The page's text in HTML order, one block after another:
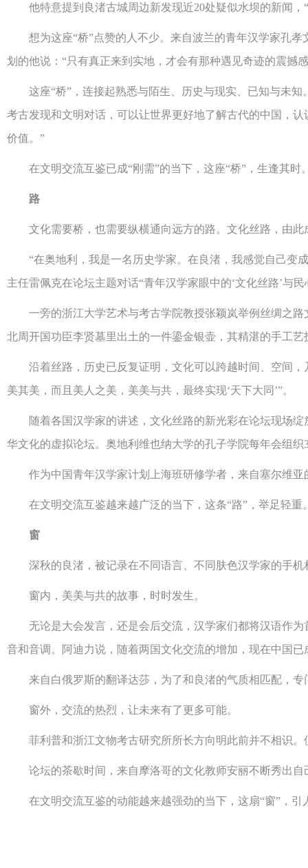
他特意提到良渚古城周边新发现近20处疑似水坝的新闻，“
想为这座“桥”点赞的人不少。来自波兰的青年汉学家孔孝
划的他说：“只有真正来到实地，才会有那种遇见奇迹的震撼
这座“桥”，连接起熟悉与陌生、历史与现实、已知与未知
考古发现和文明对话，可以让世界更好地了解古代的中国，
价值。”
在文明交流互鉴已成“刚需”的当下，这座“桥”，生逢其时
路
文化需要桥，也需要纵横通向远方的路。文化丝路，由此
“在奥地利，我是一名历史学家。在良渚，我感觉自己变成
主任雷佩克在论坛主题对话“青年汉学家眼中的‘文化丝路’与
一旁的浙江大学艺术与考古学院教授张颖岚举例丝绸之路
北周开国功臣李贤墓里出土的一件鎏金银壶，其精湛的手工
沿着丝路，历史已反复证明，文化可以跨越时间、空间，
美其美，而且美人之美，美美与共，最终实现‘天下大同’”。
随着各国汉学家的讲述，文化丝路的新光彩在论坛现场绽
华文化的虚拟论坛。奥地利维也纳大学的孔子学院每年会组
作为中国青年汉学家计划上海班研修学者，来自塞尔维亚
在文明交流互鉴越来越广泛的当下，这条“路”，举足轻重
窗
深秋的良渚，被记录在不同语言、不同肤色汉学家的手机
窗内，美美与共的故事，时时发生。
无论是大会发言，还是会后交流，汉学家们都将汉语作为
音和音调。阿迪力说，随着两国文化交流的增加，现在中国
来自白俄罗斯的翻译达莎，为了和良渚的气质相匹配，专
窗外，交流的热烈，让未来有了更多可能。
菲利普和浙江文物考古研究所所长方向明此前并不相识。
论坛的茶歇时间，来自摩洛哥的文化教师安丽不断秀出自
在文明交流互鉴的动能越来越强劲的当下，这扇“窗”，引